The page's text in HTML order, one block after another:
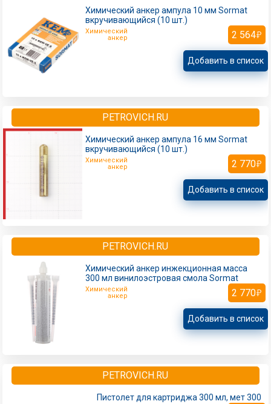
Химический анкер ампула 10 мм Sormat
вкручивающийся (10 шт.)
Химический
анкер
2 564
Добавить в список
PETROVICH.RU
Химический анкер ампула 16 мм Sormat
вкручивающийся (10 шт.)
Химический
анкер
2 770
Добавить в список
PETROVICH.RU
Химический анкер инжекционная масса
300 мл винилоэстровая смола Sormat
Химический
анкер
2 770
Добавить в список
PETROVICH.RU
Пистолет для картриджа 300 мл, мет 300